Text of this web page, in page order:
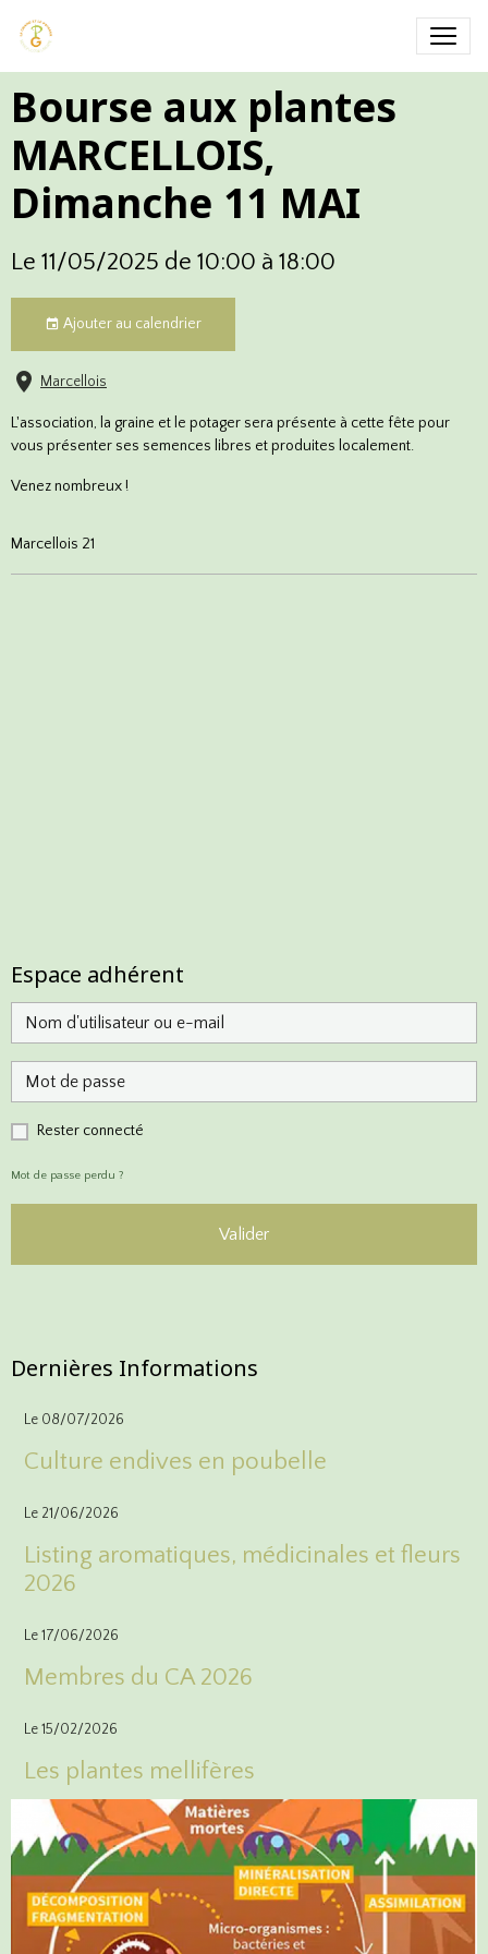
Bourse aux plantes
MARCELLOIS,
Dimanche 11 MAI
Le 11/05/2025 de 10:00 à 18:00
Ajouter au calendrier
Marcellois
L'association, la graine et le potager sera présente à cette fête pour
vous présenter ses semences libres et produites localement.
Venez nombreux !
Marcellois 21
Espace adhérent
Rester connecté
Mot de passe perdu ?
Valider
Dernières Informations
Le 08/07/2026
Culture endives en poubelle
Le 21/06/2026
Listing aromatiques, médicinales et fleurs
2026
Le 17/06/2026
Membres du CA 2026
Le 15/02/2026
Les plantes mellifères